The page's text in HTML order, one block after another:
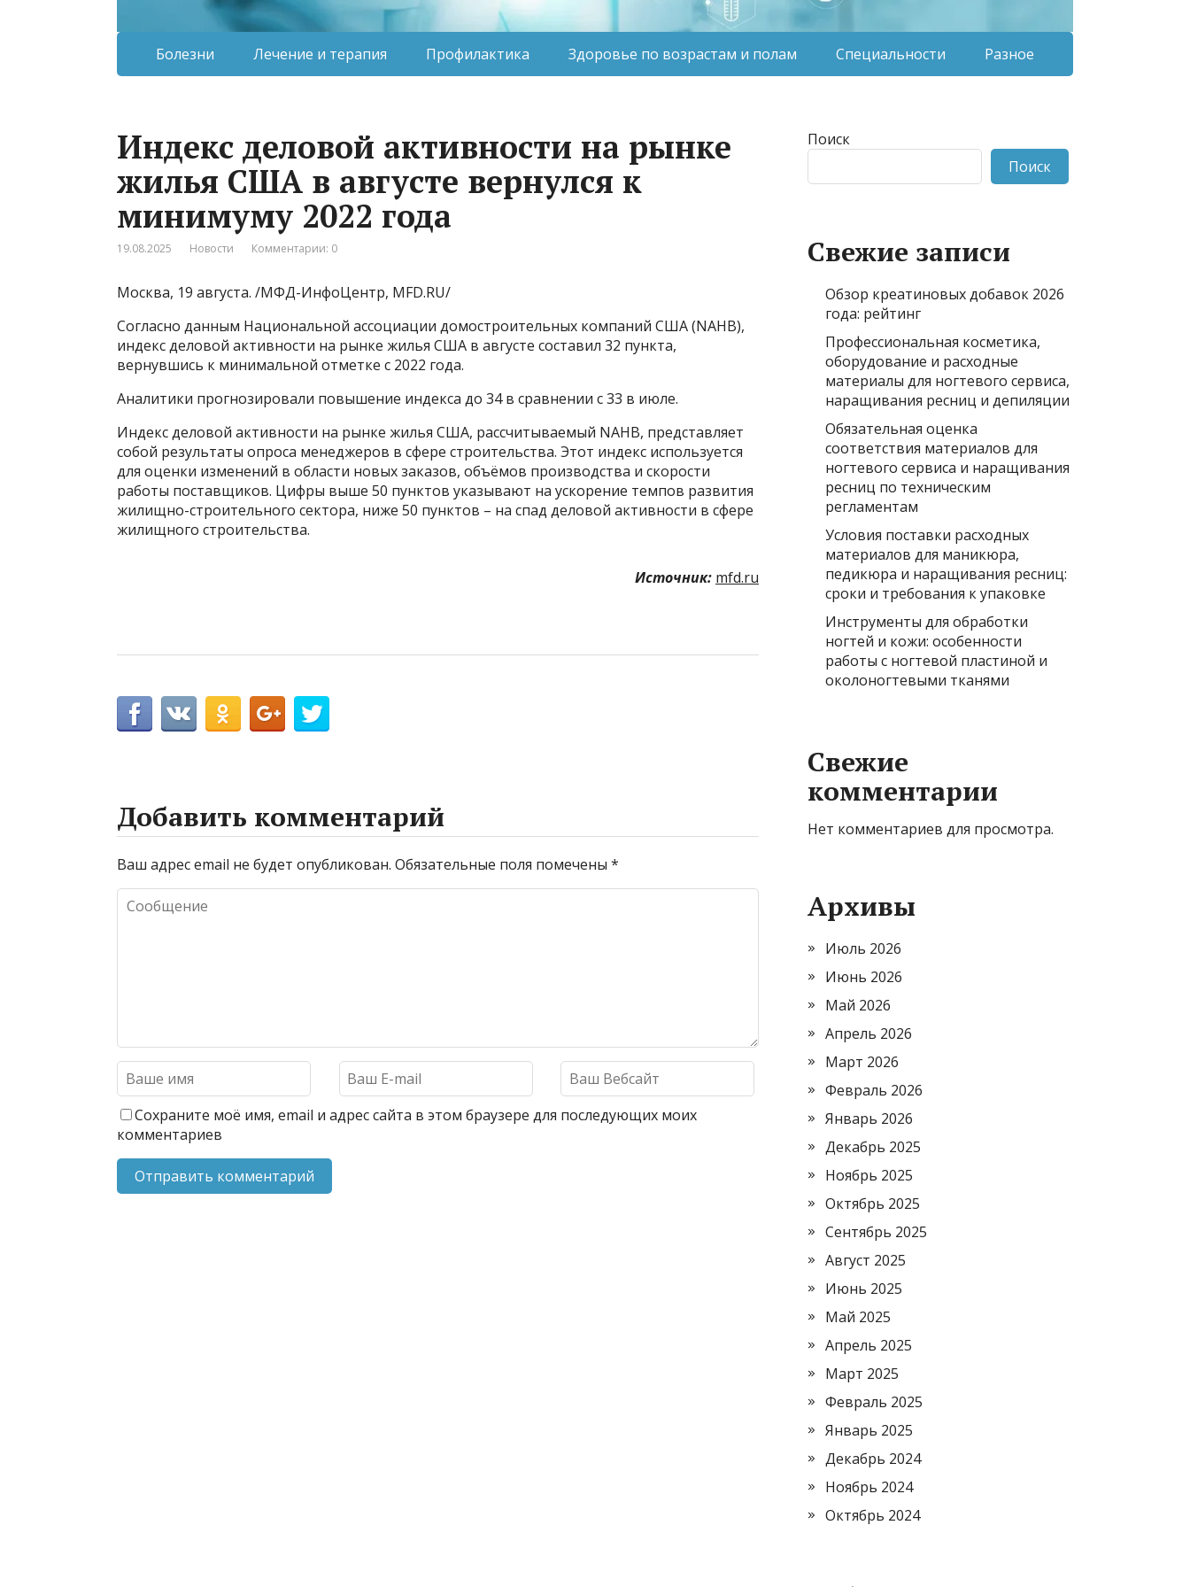
Болезни Лечение и терапия Профилактика Здоровье по возрастам и полам Специальности Разное
Индекс деловой активности на рынке
жилья США в августе вернулся к
минимуму 2022 года
19.08.2025 Новости Комментарии: 0
Москва, 19 августа. /МФД-ИнфоЦентр, MFD.RU/
Согласно данным Национальной ассоциации домостроительных компаний США (NAHB),
индекс деловой активности на рынке жилья США в августе составил 32 пункта,
вернувшись к минимальной отметке с 2022 года.
Аналитики прогнозировали повышение индекса до 34 в сравнении с 33 в июле.
Индекс деловой активности на рынке жилья США, рассчитываемый NAHB, представляет
собой результаты опроса менеджеров в сфере строительства. Этот индекс используется
для оценки изменений в области новых заказов, объёмов производства и скорости
работы поставщиков. Цифры выше 50 пунктов указывают на ускорение темпов развития
жилищно-строительного сектора, ниже 50 пунктов – на спад деловой активности в сфере
жилищного строительства.
Источник: mfd.ru
Добавить комментарий
Ваш адрес email не будет опубликован. Обязательные поля помечены *
Сохраните моё имя, email и адрес сайта в этом браузере для последующих моих
комментариев
Поиск
Поиск
Свежие записи
Обзор креатиновых добавок 2026
года: рейтинг
Профессиональная косметика,
оборудование и расходные
материалы для ногтевого сервиса,
наращивания ресниц и депиляции
Обязательная оценка
соответствия материалов для
ногтевого сервиса и наращивания
ресниц по техническим
регламентам
Условия поставки расходных
материалов для маникюра,
педикюра и наращивания ресниц:
сроки и требования к упаковке
Инструменты для обработки
ногтей и кожи: особенности
работы с ногтевой пластиной и
околоногтевыми тканями
Свежие
комментарии
Нет комментариев для просмотра.
Архивы
Июль 2026
Июнь 2026
Май 2026
Апрель 2026
Март 2026
Февраль 2026
Январь 2026
Декабрь 2025
Ноябрь 2025
Октябрь 2025
Сентябрь 2025
Август 2025
Июнь 2025
Май 2025
Апрель 2025
Март 2025
Февраль 2025
Январь 2025
Декабрь 2024
Ноябрь 2024
Октябрь 2024